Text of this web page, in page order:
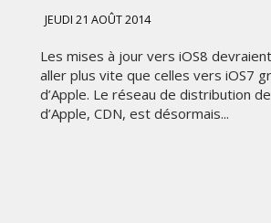
JEUDI 21 AOÛT 2014
Les mises à jour vers iOS8
aller plus vite que celles vers iOS7
d’Apple. Le réseau de distribution
d’Apple, CDN, est désormais...